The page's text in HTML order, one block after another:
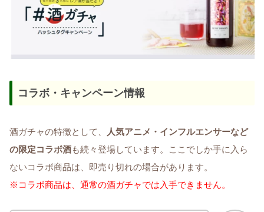
コラボ・キャンペーン情報
酒ガチャの特徴として、
人気アニメ・インフルエンサーなど
の限定コラボ酒も続々登場しています。ここでしか手に入ら
ないコラボ商品は、即売り切れの場合があります。
※コラボ商品は、通常の酒ガチャでは入手できません。